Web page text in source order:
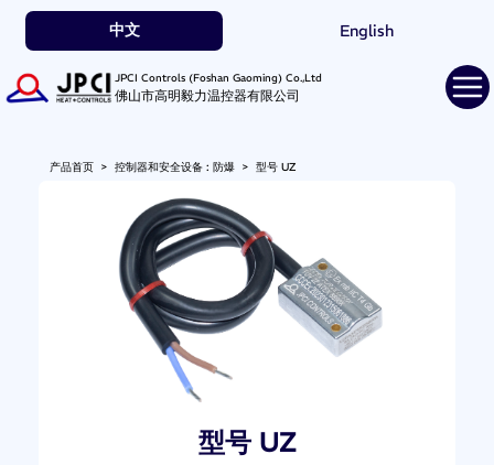
中文 English
JPCI Controls (Foshan Gaoming) Co.,Ltd
佛山市高明毅力温控器有限公司
产品首页> 控制器和安全设备 : 防爆> 型号 UZ
型号 UZ